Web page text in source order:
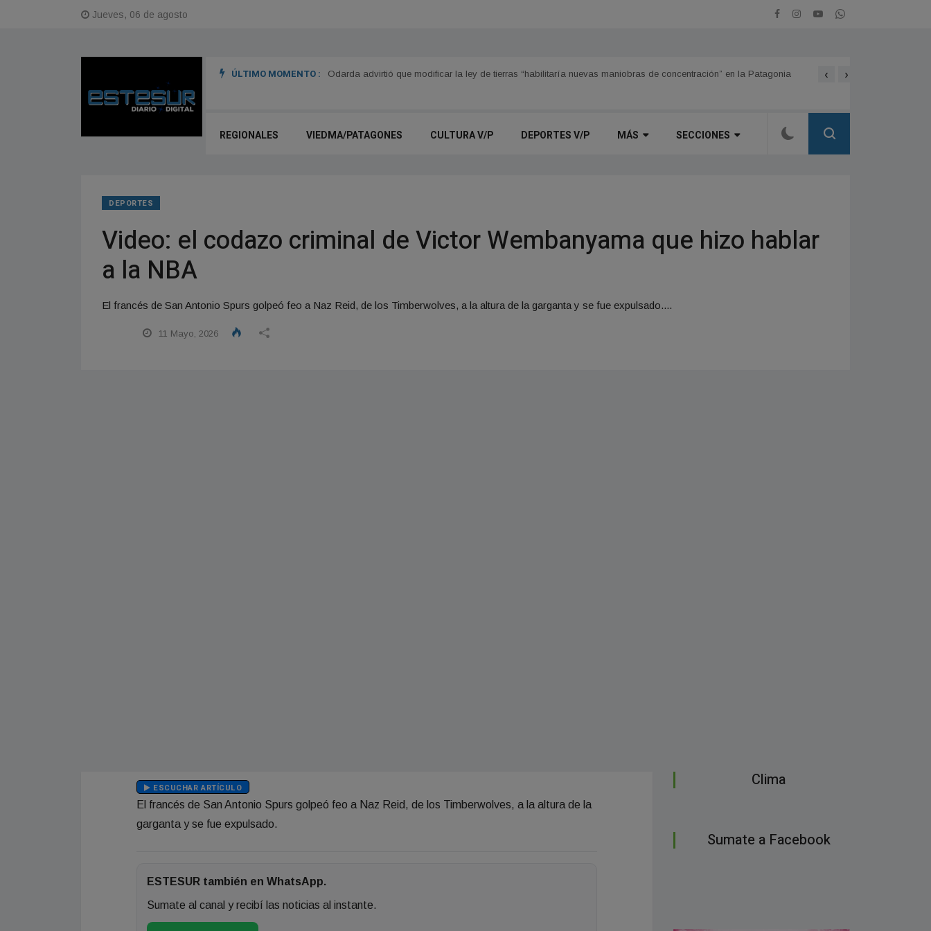
Jueves, 06 de agosto
ÚLTIMO MOMENTO :
de US$85 millones del BID para transformar su matriz productiva Odarda advirtió que modificar la ley de tierras “habilitaría nuevas maniobras de concentración” en la Patagonia La legislatura sancionó
‹ ›
REGIONALES VIEDMA/PATAGONES CULTURA V/P DEPORTES V/P MÁS SECCIONES
DEPORTES
Video: el codazo criminal de Victor Wembanyama que hizo hablar
a la NBA
El francés de San Antonio Spurs golpeó feo a Naz Reid, de los Timberwolves, a la altura de la garganta y se fue expulsado....
11 Mayo, 2026
ESCUCHAR ARTÍCULO
El francés de San Antonio Spurs golpeó feo a Naz Reid, de los Timberwolves, a la altura de la
garganta y se fue expulsado.
ESTESUR también en WhatsApp.
Sumate al canal y recibí las noticias al instante.
Clima
Sumate a Facebook